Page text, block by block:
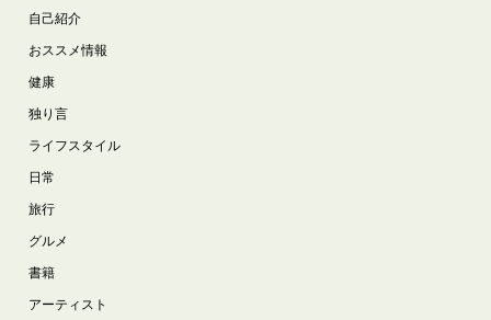
自己紹介
おススメ情報
健康
独り言
ライフスタイル
日常
旅行
グルメ
書籍
アーティスト